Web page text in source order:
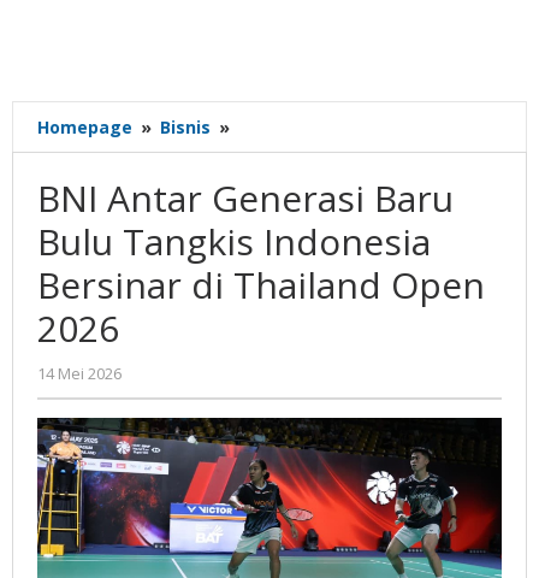
Homepage » Bisnis »
Antar
Baru
Bulu
Tangkis
Indonesia
Bersinar
2026
BNI Antar Generasi Baru
Bulu Tangkis Indonesia
Bersinar di Thailand Open
2026
14 Mei 2026
Gatot
Susanto